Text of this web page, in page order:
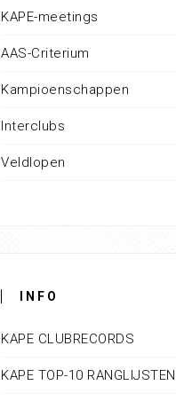
KAPE-meetings
AAS-Criterium
Kampioenschappen
Interclubs
Veldlopen
INFO
KAPE CLUBRECORDS
KAPE TOP-10 RANGLIJSTEN